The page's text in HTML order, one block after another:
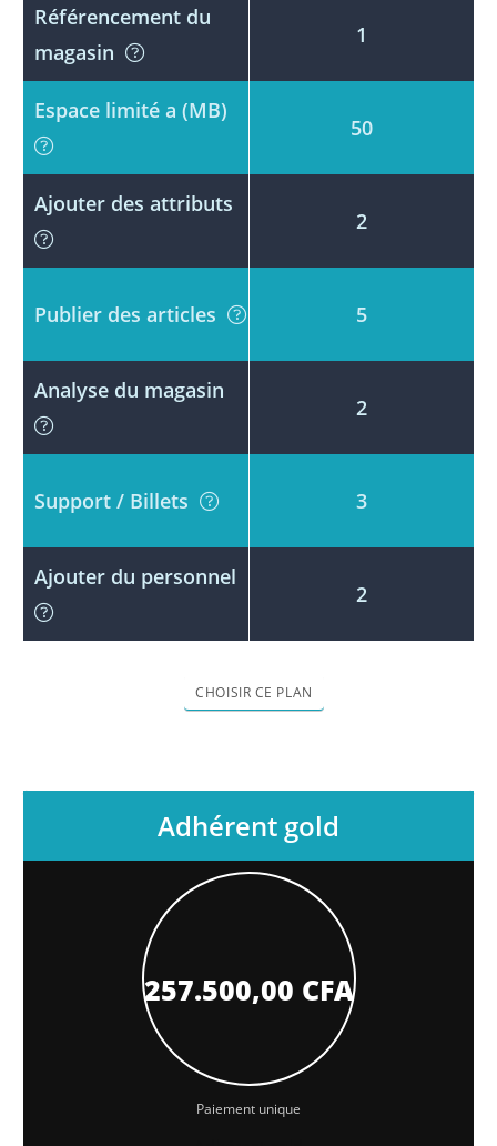
Référencement du
magasin
Espace limité a (MB)
Ajouter des attributs
Publier des articles
Analyse du magasin
Support / Billets
Ajouter du personnel
1
50
2
5
2
3
2
Adhérent gold
257.500,00 CFA
Paiement unique